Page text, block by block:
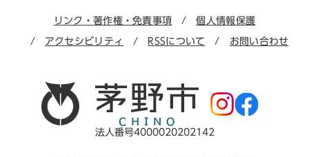
リンク・著作権・免責事項 個人情報保護
アクセシビリティ RSSについて お問い合わせ
法人番号4000020202142